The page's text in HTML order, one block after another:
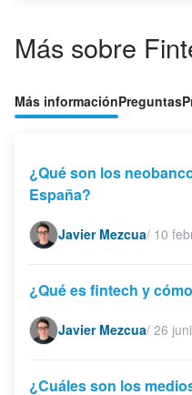
Más sobre
Más informaciónPreguntas
¿Qué son los
España?
Javier Mezcua/ 10
¿Qué es fintech y
Javier Mezcua/ 26
¿Cuáles son los